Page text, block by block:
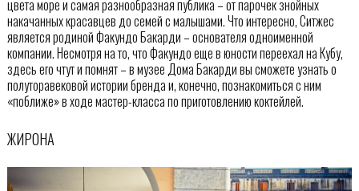
цвета море и самая разнообразная публика – от парочек знойных
накачанных красавцев до семей с малышами. Что интересно, Ситжес
является родиной Факундо Бакарди – основателя одноименной
компании. Несмотря на то, что Факундо еще в юности переехал на Кубу,
здесь его чтут и помнят – в музее Дома Бакарди вы сможете узнать о
полуторавековой истории бренда и, конечно, познакомиться с ним
«поближе» в ходе мастер-класса по приготовлению коктейлей.
ЖИРОНА